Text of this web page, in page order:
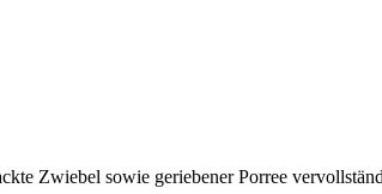
Zwiebel sowie geriebener Porree